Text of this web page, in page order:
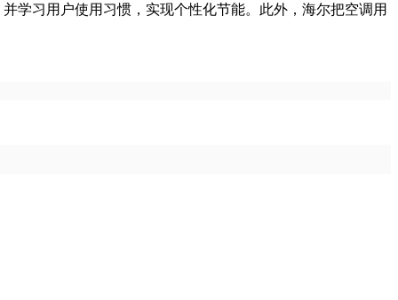
学习用户使用习惯，实现个性化节能。此外，海尔把空调用